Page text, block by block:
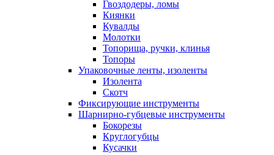
Гвоздодеры, ломы
Киянки
Кувалды
Молотки
Топорища, ручки, клинья
Топоры
Упаковочные ленты, изоленты
Изолента
Скотч
Фиксирующие инструменты
Шарнирно-губцевые инструменты
Бокорезы
Круглогубцы
Кусачки